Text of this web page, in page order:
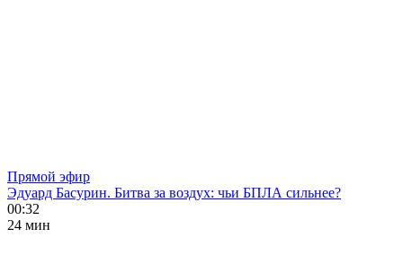
Прямой эфир
Эдуард Басурин. Битва за воздух: чьи БПЛА сильнее?
00:32
24 мин